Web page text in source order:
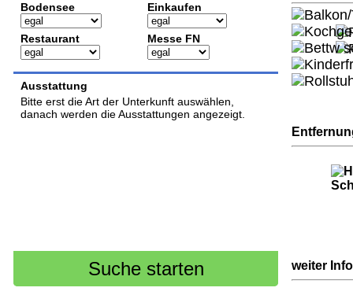
Bodensee Einkaufen
Restaurant Messe FN
Ausstattung
Bitte erst die Art der Unterkunft auswählen,
danach werden die Ausstattungen angezeigt.
Bettw
weiter